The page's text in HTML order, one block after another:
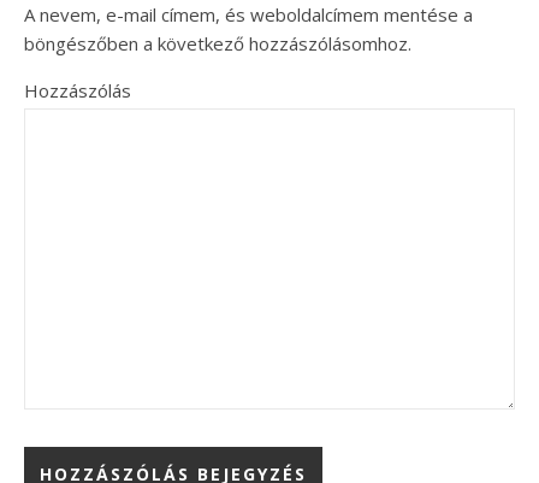
A nevem, e-mail címem, és weboldalcímem mentése a
böngészőben a következő hozzászólásomhoz.
Hozzászólás